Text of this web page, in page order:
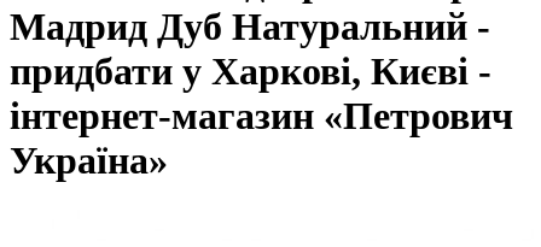
Мадрид Дуб Натуральний -
придбати у Харкові, Києві -
інтернет-магазин «Петрович
Україна»